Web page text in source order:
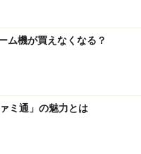
ム機が買えなくなる？
ミ通」の魅力とは